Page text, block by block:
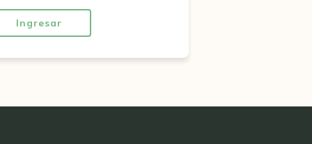
Ingresar